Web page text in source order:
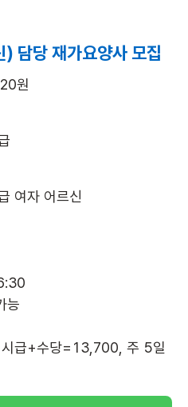
담당 재가요양사 모집
원
여자 어르신
시급+수당=13,700, 주 5일